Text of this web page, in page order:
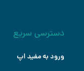
دسترسی سریع
ورود به مفید اپ